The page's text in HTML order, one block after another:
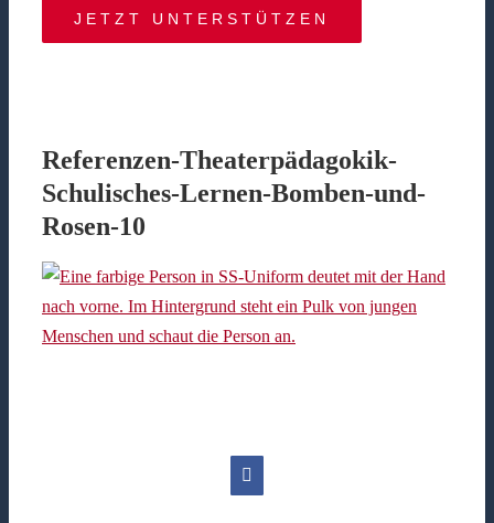
JETZT UNTERSTÜTZEN
Referenzen-Theaterpädagokik-
Schulisches-Lernen-Bomben-und-
Rosen-10
Facebook